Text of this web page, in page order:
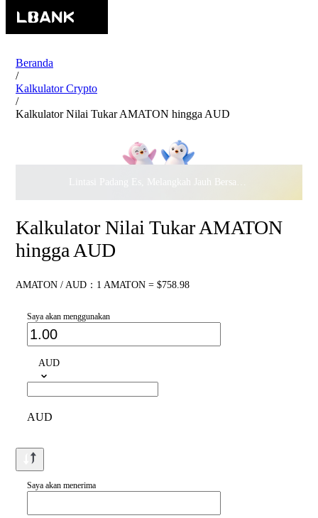
Beranda
/
Kalkulator Crypto
/
Kalkulator Nilai Tukar AMATON hingga AUD
Lintasi Padang Es, Melangkah Jauh Bersama · Rayakan
Kalkulator Nilai Tukar AMATON
hingga AUD
AMATON / AUD：1 AMATON = $758.98
Saya akan menggunakan
AUD
AUD
Saya akan menerima